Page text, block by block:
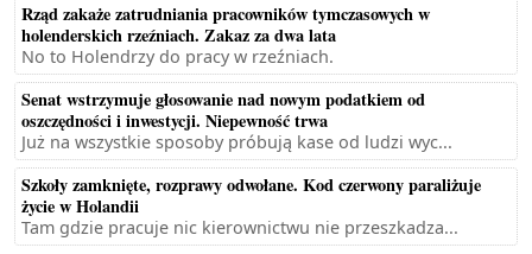
Rząd zakaże zatrudniania pracowników tymczasowych w
holenderskich rzeźniach. Zakaz za dwa lata
No to Holendrzy do pracy w rzeźniach.
Senat wstrzymuje głosowanie nad nowym podatkiem od
oszczędności i inwestycji. Niepewność trwa
Już na wszystkie sposoby próbują kase od ludzi wyc...
Szkoły zamknięte, rozprawy odwołane. Kod czerwony paraliżuje
życie w Holandii
Tam gdzie pracuje nic kierownictwu nie przeszkadza...